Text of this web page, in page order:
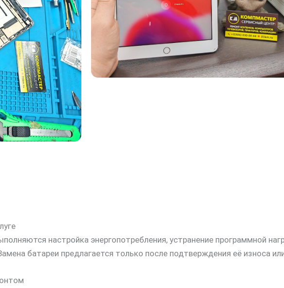
настройка энергопотребления, устранение программной
батареи предлагается только после подтверждения её износа